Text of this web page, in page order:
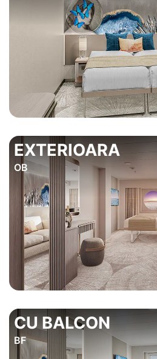
EXTERIOARA
OB
CU BALCON
BF